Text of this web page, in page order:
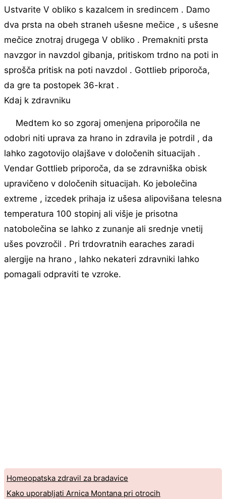
Ustvarite V obliko s kazalcem in sredincem . Damo
dva prsta na obeh straneh ušesne mečice , s ušesne
mečice znotraj drugega V obliko . Premakniti prsta
navzgor in navzdol gibanja, pritiskom trdno na poti in
sprošča pritisk na poti navzdol . Gottlieb priporoča,
da gre ta postopek 36-krat .
Kdaj k zdravniku
Medtem ko so zgoraj omenjena priporočila ne
odobri niti uprava za hrano in zdravila je potrdil , da
lahko zagotovijo olajšave v določenih situacijah .
Vendar Gottlieb priporoča, da se zdravniška obisk
upravičeno v določenih situacijah. Ko jebolečina
extreme , izcedek prihaja iz ušesa alipovišana telesna
temperatura 100 stopinj ali višje je prisotna
natobolečina se lahko z zunanje ali srednje vnetij
ušes povzročil . Pri trdovratnih earaches zaradi
alergije na hrano , lahko nekateri zdravniki lahko
pomagali odpraviti te vzroke.
Homeopatska zdravil za bradavice
Kako uporabljati Arnica Montana pri otrocih